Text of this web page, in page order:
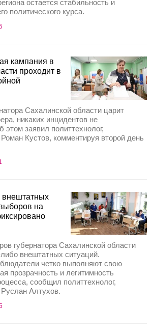
остается стабильность и
политического курса.
кампания в
проходит в
Сахалинской области царит
никаких инцидентов не
этом заявил политтехнолог,
Роман Кустов, комментируя второй день
внештатных
на
губернатора Сахалинской области
внештатных ситуаций.
четко выполняют свою
прозрачность и легитимность
сообщил политтехнолог,
Руслан Алтухов.